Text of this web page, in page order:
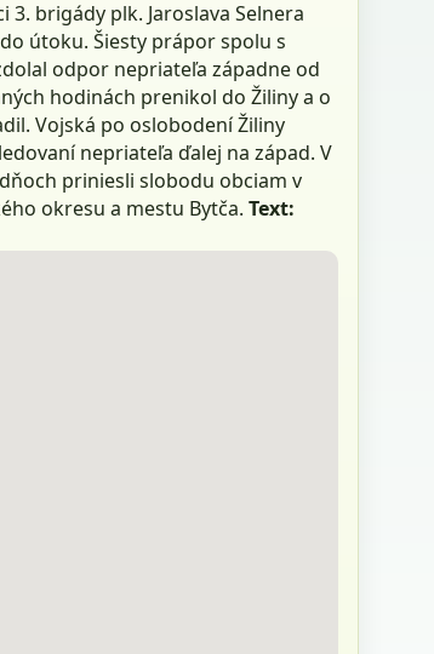
3. brigády plk. Jaroslava Selnera
útoku. Šiesty prápor spolu s
odpor nepriateľa západne od
hodinách prenikol do Žiliny a o
Vojská po oslobodení Žiliny
nepriateľa ďalej na západ. V
priniesli slobodu obciam v
okresu a mestu Bytča. Text: